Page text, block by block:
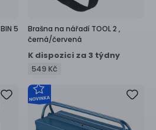
BIN 5
Brašna na nářadí TOOL 2 ,
černá/červená
K dispozici za 3 týdny
549 Kč